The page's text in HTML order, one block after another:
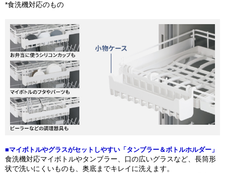
*食洗機対応のもの
■マイボトルやグラスがセットしやすい「タンブラー＆ボトルホルダー」
食洗機対応マイボトルやタンブラー、口の広いグラスなど、長筒形
状で洗いにくいものも、奥底までキレイに洗えます。